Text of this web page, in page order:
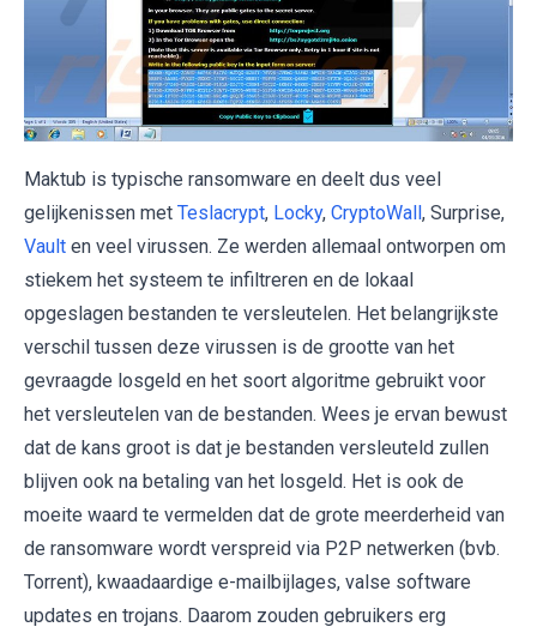
Maktub is typische ransomware en deelt dus veel
gelijkenissen met Teslacrypt, Locky, CryptoWall , Surprise,
Vault en veel virussen. Ze werden allemaal ontworpen om
stiekem het systeem te infiltreren en de lokaal
opgeslagen bestanden te versleutelen. Het belangrijkste
verschil tussen deze virussen is de grootte van het
gevraagde losgeld en het soort algoritme gebruikt voor
het versleutelen van de bestanden. Wees je ervan bewust
dat de kans groot is dat je bestanden versleuteld zullen
blijven ook na betaling van het losgeld. Het is ook de
moeite waard te vermelden dat de grote meerderheid van
de ransomware wordt verspreid via P2P netwerken (bvb.
Torrent), kwaadaardige e-mailbijlages, valse software
updates en trojans. Daarom zouden gebruikers erg